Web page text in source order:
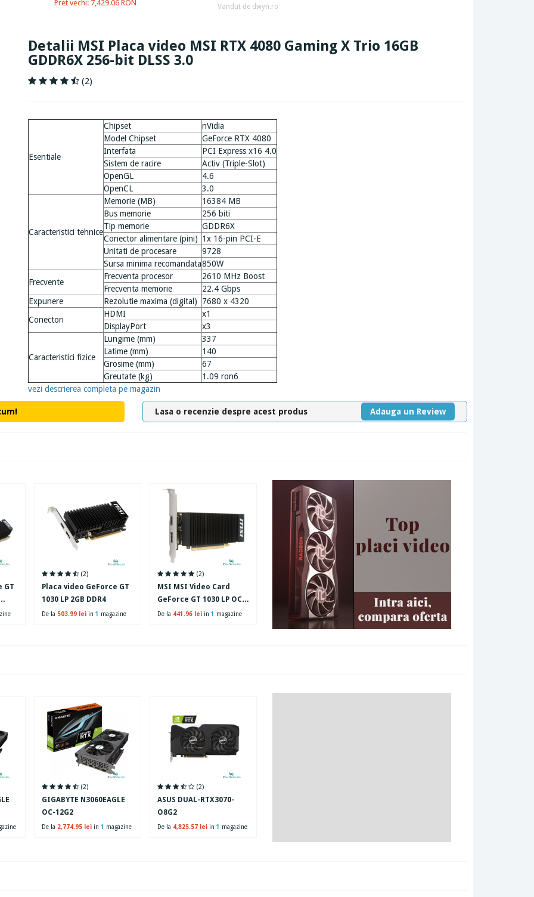
Pret vechi: 7,429.06 RON Vandut de dwyn.ro
Detalii MSI Placa video MSI RTX 4080 Gaming X Trio 16GB
GDDR6X 256-bit DLSS 3.0
(2)
Esentiale
Chipset
nVidia
Model Chipset
GeForce RTX 4080
Interfata
PCI Express x16 4.0
Sistem de racire
Activ (Triple-Slot)
OpenGL
4.6
OpenCL
3.0
Caracteristici tehnice
Memorie (MB)
16384 MB
Bus memorie
256 biti
Tip memorie
GDDR6X
Conector alimentare (pini) 1x 16-pin PCI-E
Unitati de procesare
9728
Sursa minima recomandata850W
Frecvente
Frecventa procesor
2610 MHz Boost
Frecventa memorie
22.4 Gbps
Expunere
Rezolutie maxima (digital)
7680 x 4320
Conectori
HDMI
x1
DisplayPort
x3
Caracteristici fizice
Lungime (mm)
337
Latime (mm)
140
Grosime (mm)
67
Greutate (kg)
1.09 ron6
vezi descrierea completa pe magazin
Lasa o recenzie despre acest produs Adauga un Review
GT
(2)
Placa video GeForce GT
1030 LP 2GB DDR4
De la 503.99 lei in 1 magazine
(2)
MSI MSI Video Card
GeForce GT 1030 LP OC
GDDR4 2GB/64bit, PCI-E
De la 441.96 lei in 1 magazine
(2)
GIGABYTE N3060EAGLE
OC-12G2
De la 2,774.95 lei in 1 magazine
(2)
ASUS DUAL-RTX3070-
O8G2
De la 4,825.57 lei in 1 magazine